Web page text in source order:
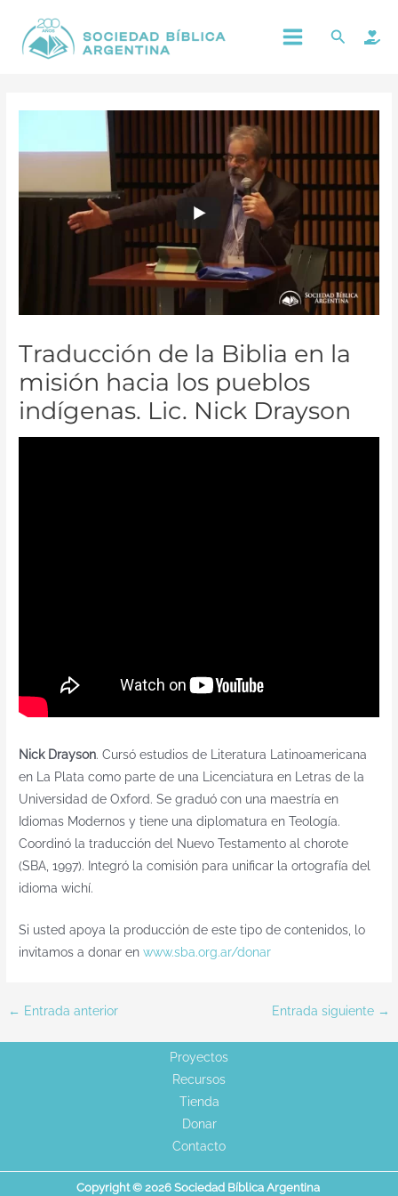
contenido
Menu
Buscar
Traducción de la Biblia en la
misión hacia los pueblos
indígenas. Lic. Nick Drayson
Nick Drayson. Cursó estudios de Literatura Latinoamericana
en La Plata como parte de una Licenciatura en Letras de la
Universidad de Oxford. Se graduó con una maestría en
Idiomas Modernos y tiene una diplomatura en Teología.
Coordinó la traducción del Nuevo Testamento al chorote
(SBA, 1997). Integró la comisión para unificar la ortografía del
idioma wichí.
Si usted apoya la producción de este tipo de contenidos, lo
invitamos a donar enwww.sba.org.ar/donar
← Entrada anterior Entrada siguiente →
Proyectos
Recursos
Tienda
Donar
Contacto
Copyright © 2026 Sociedad Bíblica Argentina